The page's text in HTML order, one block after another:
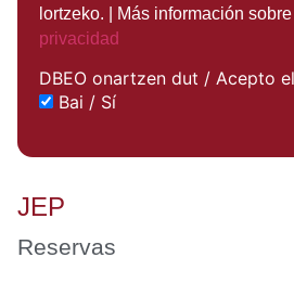
JEP
Reservas
lortzeko. | Más información
privacidad
DBEO onartzen dut / Acepto
Bai / Sí